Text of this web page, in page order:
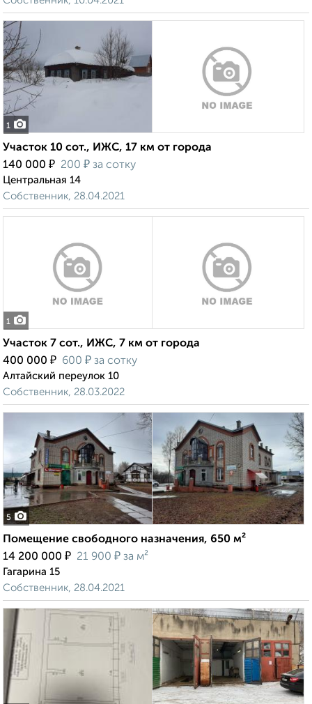
1
Участок 10 сот., ИЖС, 17 км от города
140 000 ₽ 200 ₽ за сотку
Центральная 14
Собственник, 28.04.2021
1
Участок 7 сот., ИЖС, 7 км от города
400 000 ₽ 600 ₽ за сотку
Алтайский переулок 10
Собственник, 28.03.2022
5
Помещение свободного назначения, 650 м²
14 200 000 ₽ 21 900 ₽ за м²
Гагарина 15
Собственник, 28.04.2021